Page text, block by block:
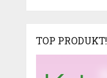
TOP PRODUKT!